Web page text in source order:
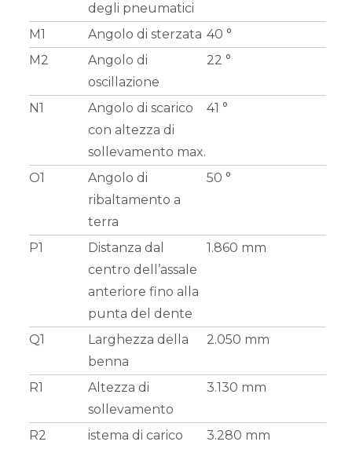
degli pneumatici
M1 Angolo di sterzata 40 °
M2
Angolo di
oscillazione
22 °
N1
Angolo di scarico
con altezza di
sollevamento max.
41 °
O1
Angolo di
ribaltamento a
terra
50 °
P1
Distanza dal
centro dell’assale
anteriore fino alla
punta del dente
1.860 mm
Q1
Larghezza della
benna
2.050 mm
R1
Altezza di
sollevamento
3.130 mm
R2
istema di carico
3.280 mm